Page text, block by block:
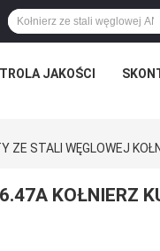
JAKOŚCI
ZE STALI WĘGLOWEJ
KOŁNIERZ